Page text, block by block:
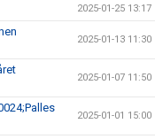
2025-01-25 13:17
2025-01-13 11:30
2025-01-07 11:50
2025-01-01 15:00